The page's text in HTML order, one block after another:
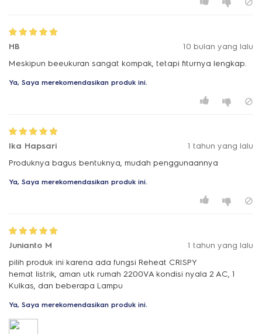
HB
10 bulan yang lalu
Meskipun beeukuran sangat kompak, tetapi fiturnya lengkap.
Ya, Saya merekomendasikan produk ini.
Ika Hapsari
1 tahun yang lalu
Produknya bagus bentuknya, mudah penggunaannya
Ya, Saya merekomendasikan produk ini.
Junianto M
1 tahun yang lalu
pilih produk ini karena ada fungsi Reheat CRISPY
hemat listrik, aman utk rumah 2200VA kondisi nyala 2 AC, 1
Kulkas, dan beberapa Lampu
Ya, Saya merekomendasikan produk ini.